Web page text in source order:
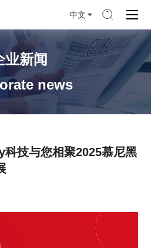
中文
业新闻
news
技与您相聚2025慕尼黑